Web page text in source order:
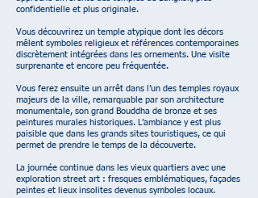
confidentielle et plus originale.
Vous découvrirez un temple atypique dont les décors
mêlent symboles religieux et références contemporaines
discrètement intégrées dans les ornements. Une visite
surprenante et encore peu fréquentée.
Vous ferez ensuite un arrêt dans l’un des temples royaux
majeurs de la ville, remarquable par son architecture
monumentale, son grand Bouddha de bronze et ses
peintures murales historiques. L’ambiance y est plus
paisible que dans les grands sites touristiques, ce qui
permet de prendre le temps de la découverte.
La journée continue dans les vieux quartiers avec une
exploration street art : fresques emblématiques, façades
peintes et lieux insolites devenus symboles locaux.